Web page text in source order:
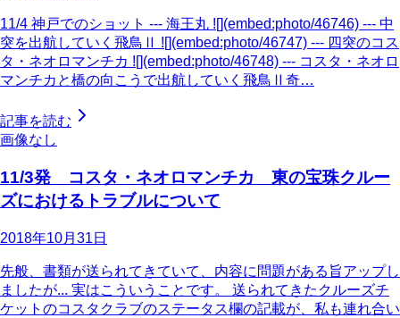
11/4 神戸でのショット --- 海王丸 ![](embed:photo/46746) --- 中
突を出航していく飛鳥Ⅱ ![](embed:photo/46747) --- 四突のコス
タ・ネオロマンチカ ![](embed:photo/46748) --- コスタ・ネオロ
マンチカと橋の向こうで出航していく飛鳥Ⅱ奇…
記事を読む
画像なし
11/3発 コスタ・ネオロマンチカ 東の宝珠クルー
ズにおけるトラブルについて
2018年10月31日
先般、書類が送られてきていて、内容に問題がある旨アップし
ましたが... 実はこういうことです。 送られてきたクルーズチ
ケットのコスタクラブのステータス欄の記載が、私も連れ合い